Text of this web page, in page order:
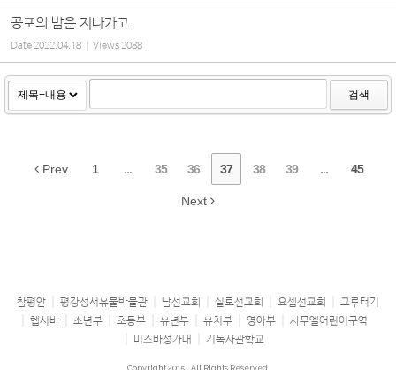
공포의 밤은 지나가고
Date2022.04.18 Views2088
검색
Prev 1 ... 35 36 37 38 39 ... 45
Next
참평안 평강성서유물박물관 남선교회 실로선교회 요셉선교회
그루터기
헵시바
소년부 초등부 유년부 유치부 영아부
사무엘어린이구역
미스바성가대
기독사관학교
Copyright 2015 All Rights Reserved.